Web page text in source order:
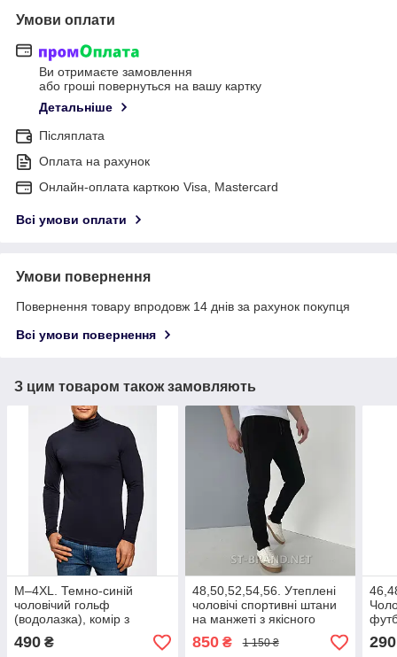
Умови оплати
Ви отримаєте замовлення
або гроші повернуться на вашу картку
Детальніше
Післяплата
Оплата на рахунок
Онлайн-оплата карткою Visa, Mastercard
Всі умови оплати
Умови повернення
Повернення товару впродовж 14 днів за рахунок покупця
Всі умови повернення
З цим товаром також замовляють
M–4XL. Темно-синій
чоловічий гольф
(водолазка), комір з
відворотом / Туреччина,
трикотаж
490 ₴
48,50,52,54,56. Утеплені
чоловічі спортивні штани
на манжеті з якісного
трикотажу - чорні
850₴ 1 150 ₴ 290